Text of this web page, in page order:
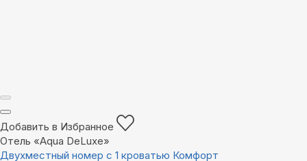
Добавить в Избранное
Отель «Aqua DeLuxe»
Двухместный номер с 1 кроватью Комфорт